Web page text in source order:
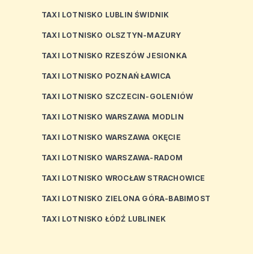
TAXI LOTNISKO LUBLIN ŚWIDNIK
TAXI LOTNISKO OLSZTYN-MAZURY
TAXI LOTNISKO RZESZÓW JESIONKA
TAXI LOTNISKO POZNAŃ ŁAWICA
TAXI LOTNISKO SZCZECIN-GOLENIÓW
TAXI LOTNISKO WARSZAWA MODLIN
TAXI LOTNISKO WARSZAWA OKĘCIE
TAXI LOTNISKO WARSZAWA-RADOM
TAXI LOTNISKO WROCŁAW STRACHOWICE
TAXI LOTNISKO ZIELONA GÓRA-BABIMOST
TAXI LOTNISKO ŁÓDŹ LUBLINEK